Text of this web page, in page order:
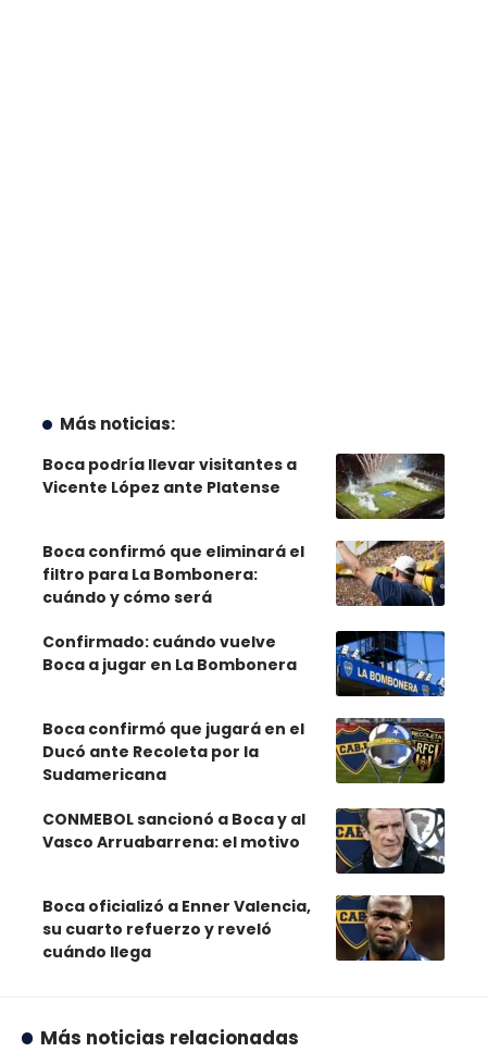
Más noticias:
Boca podría llevar visitantes a
Vicente López ante Platense
Boca confirmó que eliminará el
filtro para La Bombonera:
cuándo y cómo será
Confirmado: cuándo vuelve
Boca a jugar en La Bombonera
Boca confirmó que jugará en el
Ducó ante Recoleta por la
Sudamericana
CONMEBOL sancionó a Boca y al
Vasco Arruabarrena: el motivo
Boca oficializó a Enner Valencia,
su cuarto refuerzo y reveló
cuándo llega
Más noticias relacionadas